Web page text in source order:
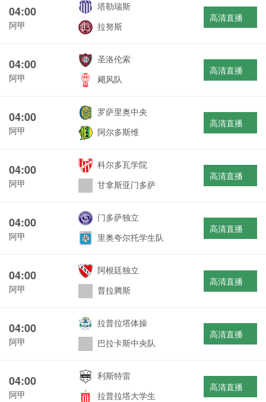
04:00
阿甲
塔勒瑞斯
拉努斯
高清直播
04:00
阿甲
圣洛伦索
飓风队
高清直播
04:00
阿甲
罗萨里奥中央
阿尔多斯维
高清直播
04:00
阿甲
科尔多瓦学院
甘拿斯亚门多萨
高清直播
04:00
阿甲
门多萨独立
里奥夸尔托学生队
高清直播
04:00
阿甲
阿根廷独立
普拉腾斯
高清直播
04:00
阿甲
拉普拉塔体操
巴拉卡斯中央队
高清直播
04:00
阿甲
利斯特雷
拉普拉塔大学生
高清直播